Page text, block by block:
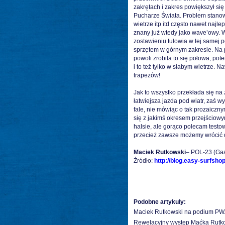
zakrętach i zakres powiększył
Pucharze Świata. Problem
wietrze itp itd często nawet
znany już wtedy jako wave’owy.
zostawieniu tułowia w tej samej
sprzętem w górnym zakresie.
powoli zrobiła to się połowa,
i to też tylko w słabym wietrze.
trapezów!
Jak to wszystko przekłada się
łatwiejsza jazda pod wiatr, zaś
fale, nie mówiąc o tak
się z jakimś okresem
halsie, ale gorąco polecam
przecież zawsze możemy
Maciek Rutkowski– POL-23
Źródło: http://blog.easy-
Podobne artykuły:
Maciek Rutkowski na podium
Rewelacyjny występ Maćka